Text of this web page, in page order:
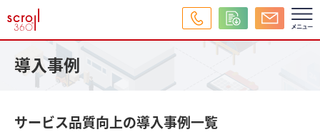
導入事例
サービス品質向上の導入事例一覧